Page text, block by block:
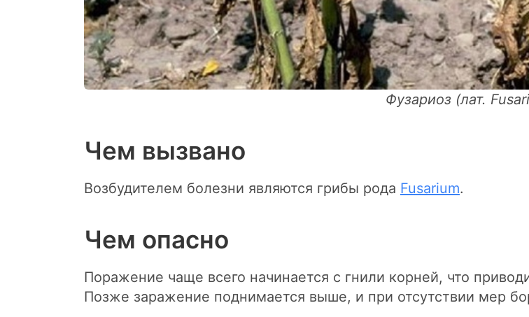
Фузариоз (лат.
Чем вызвано
Возбудителем болезни являются грибы рода Fusarium.
Чем опасно
Поражение чаще всего начинается с гнили корней, что
Позже заражение поднимается выше, и при отсутствии мер